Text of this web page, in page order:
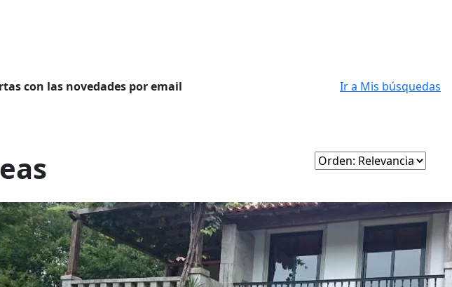
con las novedades por email Ir a Mis búsquedas